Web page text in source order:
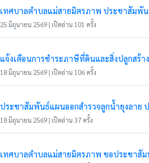
เทศบาลตำบลแม่สายมิตรภาพ ประชาสัมพั
25 มิถุนายน 2569 | เปิดอ่าน 101 ครั้ง
แจ้งเตือนการชำระภาษีที่ดินและสิ่งปลูกสร้า
18 มิถุนายน 2569 | เปิดอ่าน 106 ครั้ง
ประชาสัมพันธ์แผนออกสำรวจลูกน้ำยุงลาย
18 มิถุนายน 2569 | เปิดอ่าน 37 ครั้ง
เทศบาลตำบลแม่สายมิตรภาพ ขอประชาสัม